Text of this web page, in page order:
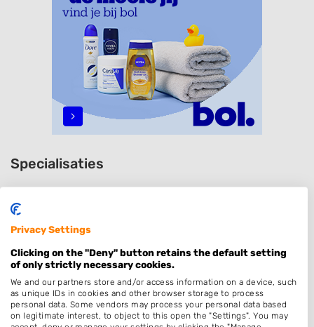
Specialisaties
Thuiskapper
Barber
Dames
Zonder Afspraak
Kleuren
Privacy Settings
Clicking on the "Deny" button retains the default setting
of only strictly necessary cookies.
We and our partners store and/or access information on a device, such
as unique IDs in cookies and other browser storage to process
personal data. Some vendors may process your personal data based
on legitimate interest, to object to this open the "Settings". You may